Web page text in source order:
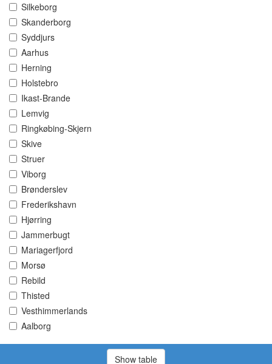
Silkeborg
Skanderborg
Syddjurs
Aarhus
Herning
Holstebro
Ikast-Brande
Lemvig
Ringkøbing-Skjern
Skive
Struer
Viborg
Brønderslev
Frederikshavn
Hjørring
Jammerbugt
Mariagerfjord
Morsø
Rebild
Thisted
Vesthimmerlands
Aalborg
Show table